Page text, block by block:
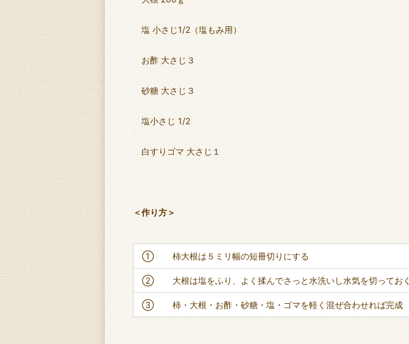
塩 小さじ1/2（塩もみ用）
お酢 大さじ３
砂糖 大さじ３
塩小さじ 1/2
白すりゴマ 大さじ１
＜作り方＞
① 柿大根は５ミリ幅の短冊切りにする
② 大根は塩をふり、よく揉んでさっと水洗いし水気を切っておく
③ 柿・大根・お酢・砂糖・塩・ゴマを軽く混ぜ合わせれば完成